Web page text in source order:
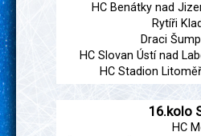
HC Benátky nad
Rytíři
Draci
HC Slovan Ústí nad
HC Stadion
16.kolo
HC